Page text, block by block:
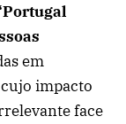
em
impacto
face